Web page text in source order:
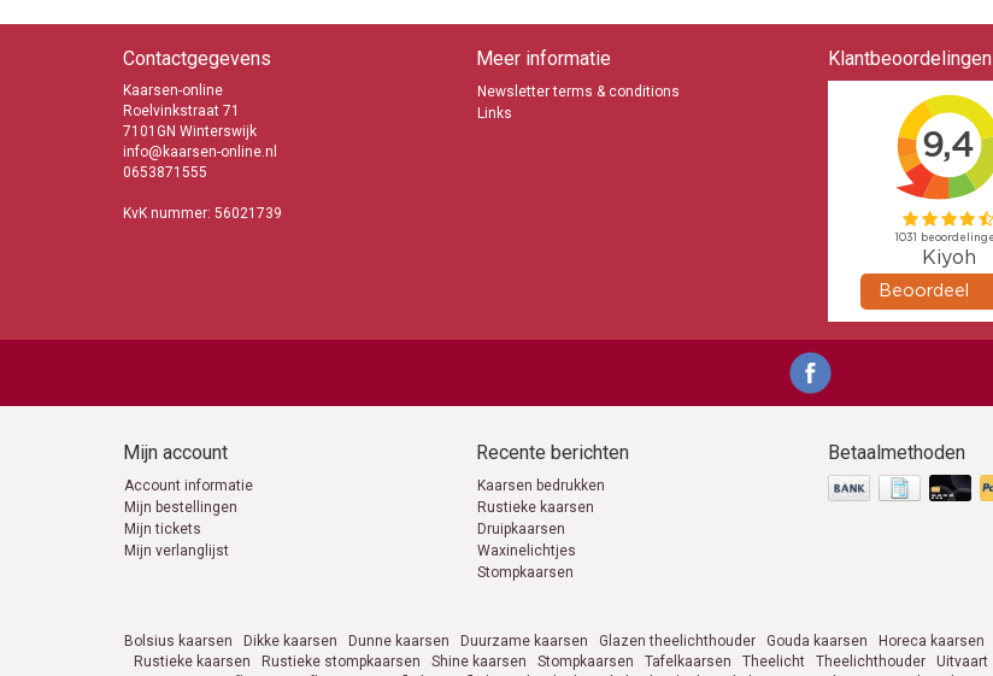
Contactgegevens
Kaarsen-online
Roelvinkstraat 71
7101GN Winterswijk
info@kaarsen-online.nl
0653871555
KvK nummer: 56021739
Meer informatie
Newsletter terms & conditions
Links
Klantbeoordelingen
Mijn account
Account informatie
Mijn bestellingen
Mijn tickets
Mijn verlanglijst
Recente berichten
Kaarsen bedrukken
Rustieke kaarsen
Druipkaarsen
Waxinelichtjes
Stompkaarsen
Betaalmethoden
Bolsius kaarsen Dikke kaarsen Dunne kaarsen Duurzame kaarsen Glazen theelichthouder Gouda kaarsen Horeca kaarsen
Rustieke kaarsen
Rustieke stompkaarsen Shine kaarsen Stompkaarsen Tafelkaarsen Theelicht Theelichthouder Uitvaart